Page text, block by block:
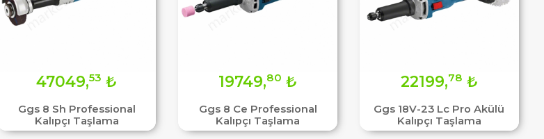
Ggs 8 Sh Professional
Kalıpçı Taşlama
47049,53 ₺
Ggs 8 Ce Professional
Kalıpçı Taşlama
19749,80 ₺
Ggs 18V-23 Lc Pro Akülü
Kalıpçı Taşlama
22199,78 ₺